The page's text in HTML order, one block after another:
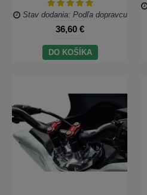
Stav dodania: Podľa dopravcu
36,60 €
DO KOŠÍKA